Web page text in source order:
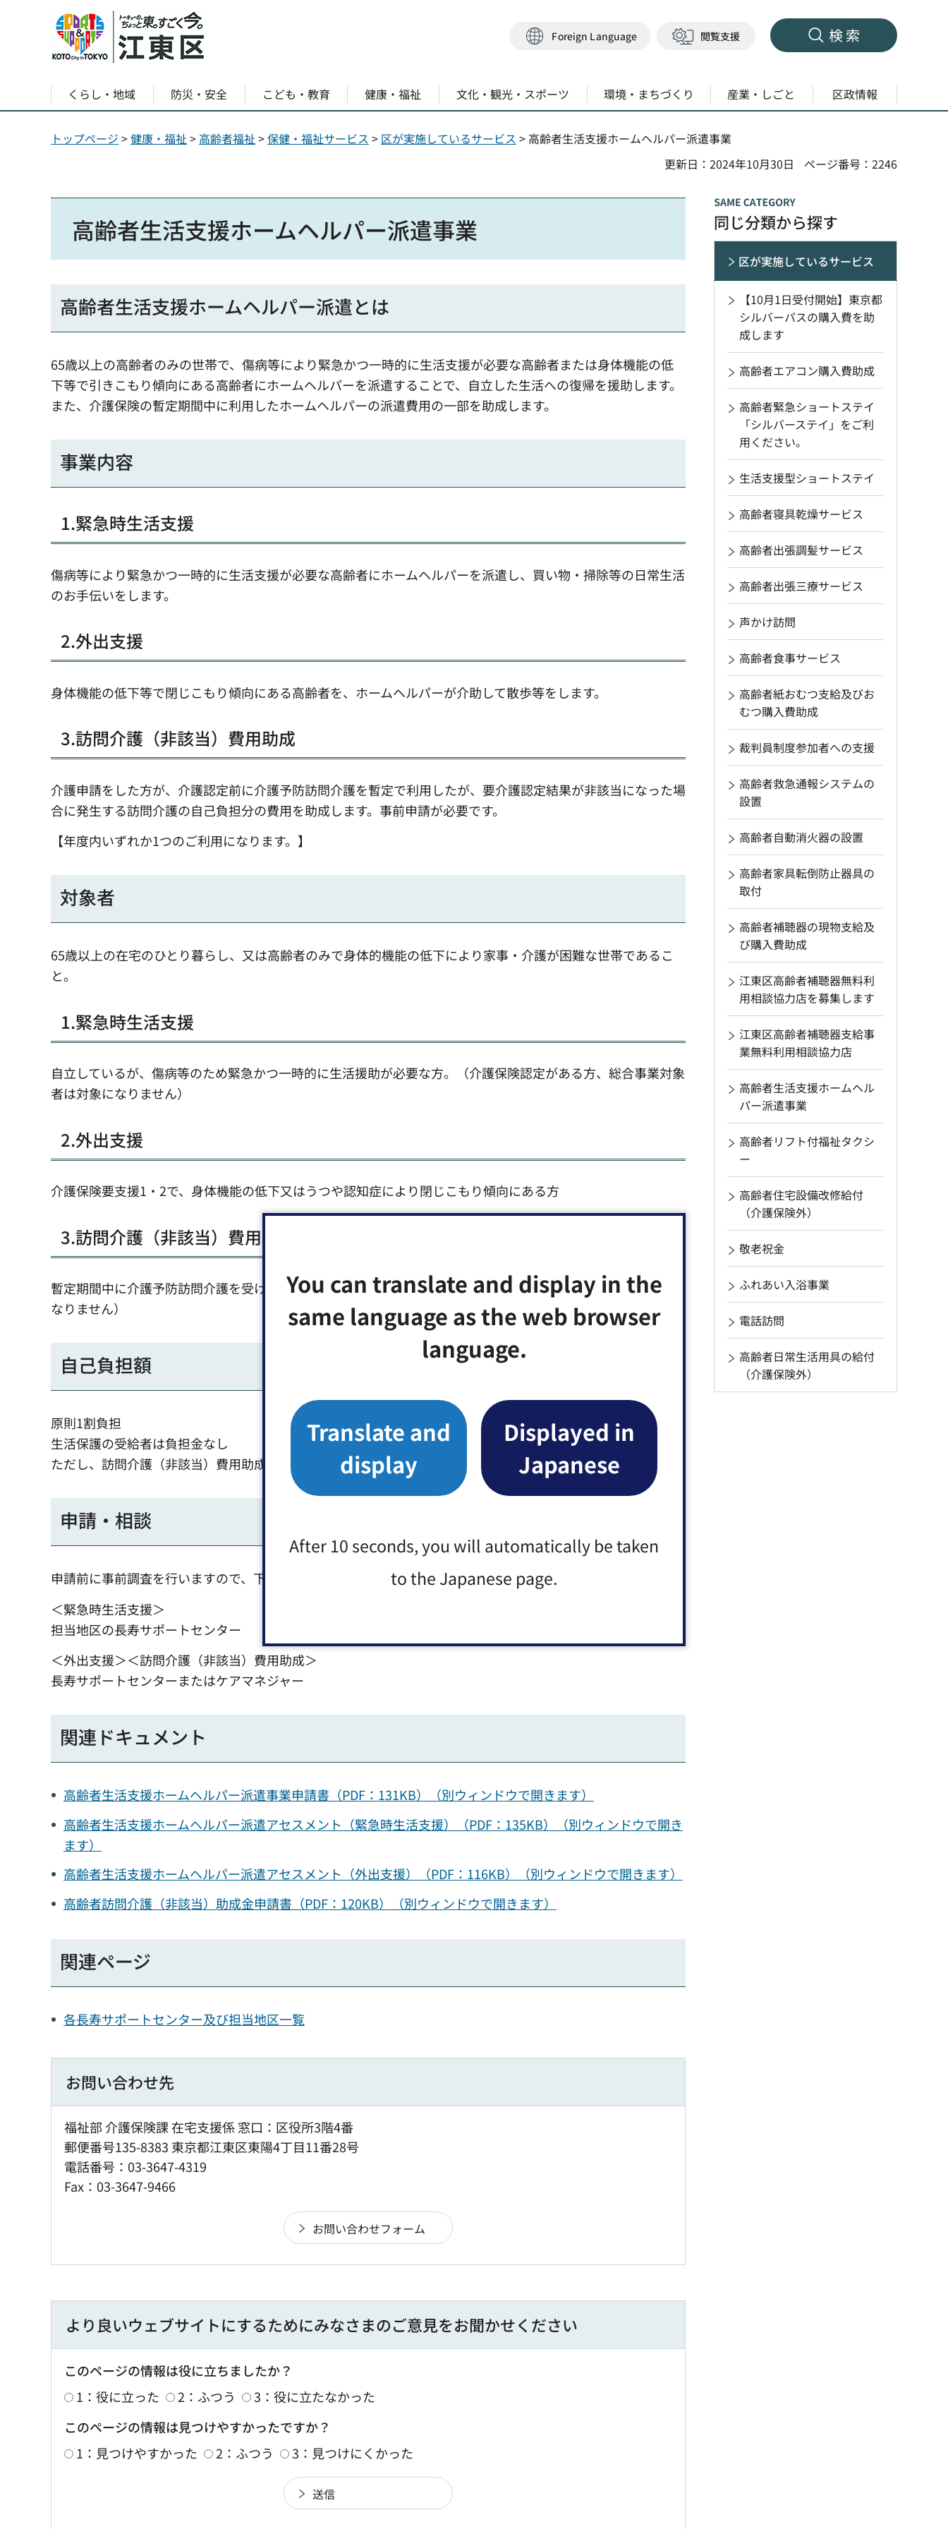
Foreign Language 閲覧支援 検索
くらし・地域 防災・安全 こども・教育 健康・福祉 文化・観光・スポーツ 環境・まちづくり 産業・しごと 区政情報
トップページ >健康・福祉 > 高齢者福祉 >保健・福祉サービス > 区が実施しているサービス > 高齢者生活支援ホームヘルパー派遣事業
更新日：2024年10月30日
ページ番号：2246
高齢者生活支援ホームヘルパー派遣事業
高齢者生活支援ホームヘルパー派遣とは
65歳以上の高齢者のみの世帯で、傷病等により緊急かつ一時的に生活支援が必要な高齢者または身体機能の低
下等で引きこもり傾向にある高齢者にホームヘルパーを派遣することで、自立した生活への復帰を援助します。
また、介護保険の暫定期間中に利用したホームヘルパーの派遣費用の一部を助成します。
事業内容
1.緊急時生活支援
傷病等により緊急かつ一時的に生活支援が必要な高齢者にホームヘルパーを派遣し、買い物・掃除等の日常生活
のお手伝いをします。
2.外出支援
身体機能の低下等で閉じこもり傾向にある高齢者を、ホームヘルパーが介助して散歩等をします。
3.訪問介護（非該当）費用助成
介護申請をした方が、介護認定前に介護予防訪問介護を暫定で利用したが、要介護認定結果が非該当になった場
合に発生する訪問介護の自己負担分の費用を助成します。事前申請が必要です。
【年度内いずれか1つのご利用になります。】
対象者
65歳以上の在宅のひとり暮らし、又は高齢者のみで身体的機能の低下により家事・介護が困難な世帯であるこ
と。
1.緊急時生活支援
自立しているが、傷病等のため緊急かつ一時的に生活援助が必要な方。（介護保険認定がある方、総合事業対象
者は対象になりません）
2.外出支援
介護保険要支援1・2で、身体機能の低下又はうつや認知症により閉じこもり傾向にある方
3.訪問介護（非該当）費用助成
暫定期間中に介護予防訪問介護を受けたが、介護保険要介護認定が非該当になった方（生活保護受給者は対象に
なりません）
自己負担額
原則1割負担
生活保護の受給者は負担金なし
ただし、訪問介護（非該当）費用助成については上限2,700円を超えた額は自己負担
申請・相談
申請前に事前調査を行いますので、下記までご相談ください。
＜緊急時生活支援＞
担当地区の長寿サポートセンター
＜外出支援＞＜訪問介護（非該当）費用助成＞
長寿サポートセンターまたはケアマネジャー
関連ドキュメント
高齢者生活支援ホームヘルパー派遣事業申請書（PDF：131KB）（別ウィンドウで開きます）
高齢者生活支援ホームヘルパー派遣アセスメント（緊急時生活支援）（PDF：135KB）（別ウィンドウで開き
ます）
高齢者生活支援ホームヘルパー派遣アセスメント（外出支援）（PDF：116KB）（別ウィンドウで開きます）
高齢者訪問介護（非該当）助成金申請書（PDF：120KB）（別ウィンドウで開きます）
関連ページ
各長寿サポートセンター及び担当地区一覧
お問い合わせ先
福祉部 介護保険課 在宅支援係 窓口：区役所3階4番
郵便番号135-8383 東京都江東区東陽4丁目11番28号
電話番号：03-3647-4319
Fax：03-3647-9466
より良いウェブサイトにするためにみなさまのご意見をお聞かせください
このページの情報は役に立ちましたか？
1：役に立った
2：ふつう
3：役に立たなかった
このページの情報は見つけやすかったですか？
1：見つけやすかった
2：ふつう 3：見つけにくかった
同じ分類から探す
区が実施しているサービス
【10月1日受付開始】東京都
シルバーパスの購入費を助
成します
高齢者エアコン購入費助成
高齢者緊急ショートステイ
「シルバーステイ」をご利
用ください。
生活支援型ショートステイ
高齢者寝具乾燥サービス
高齢者出張調髪サービス
高齢者出張三療サービス
声かけ訪問
高齢者食事サービス
高齢者紙おむつ支給及びお
むつ購入費助成
裁判員制度参加者への支援
高齢者救急通報システムの
設置
高齢者自動消火器の設置
高齢者家具転倒防止器具の
取付
高齢者補聴器の現物支給及
び購入費助成
江東区高齢者補聴器無料利
用相談協力店を募集します
江東区高齢者補聴器支給事
業無料利用相談協力店
高齢者生活支援ホームヘル
パー派遣事業
高齢者リフト付福祉タクシ
ー
高齢者住宅設備改修給付
（介護保険外）
敬老祝金
ふれあい入浴事業
電話訪問
高齢者日常生活用具の給付
（介護保険外）